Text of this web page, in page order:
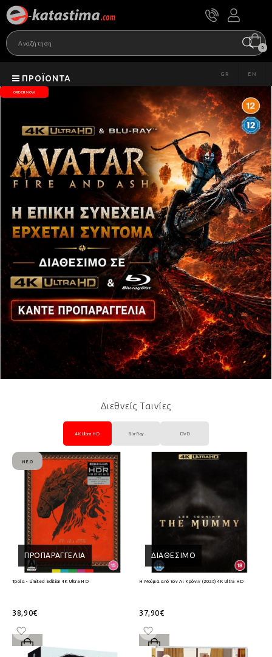
0
ΠΡΟΪΌΝΤΑ GR EN
ORDER NOW
Διεθνείς Ταινίες
4K Ultra HD Blu-Ray DVD
ΠΡΟΠΑΡΑΓΓΕΛΊΑ
ΝΈΟ
Τροία - Limited Edition 4K Ultra HD
38,90€
ΔΙΑΘΈΣΙΜΟ
Η Μούμια από τον Λι Κρόνιν (2026) 4K Ultra HD
37,90€